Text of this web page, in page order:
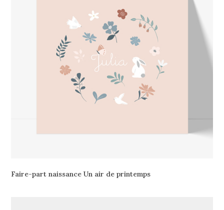
Faire-part naissance Un air de printemps